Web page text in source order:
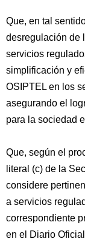
Que, en tal
desregulación de
servicios
simplificación y
OSIPTEL en los
asegurando el
para la sociedad
Que, según el
literal (c) de la
considere
a servicios
correspondiente
en el Diario